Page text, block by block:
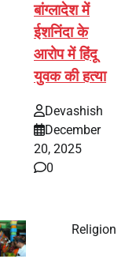
बांग्लादेश में
ईशनिंदा के
आरोप में हिंदू
युवक की हत्या
Devashish
December
20, 2025
0
Religion